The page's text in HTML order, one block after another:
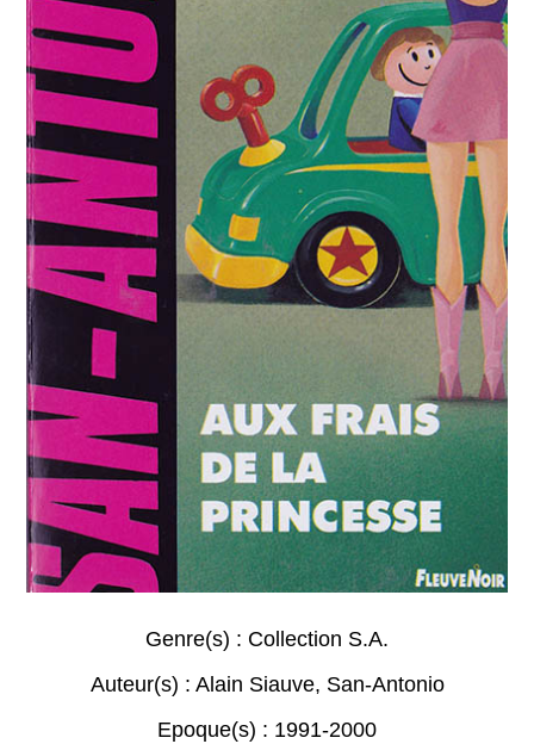
Genre(s) : Collection S.A.
Auteur(s) : Alain Siauve, San-Antonio
Epoque(s) : 1991-2000